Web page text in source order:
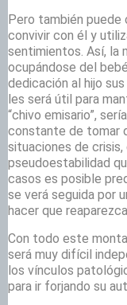
Pero también
convivir con él y
sentimientos. Así, la
ocupándose del
dedicación al hijo
les será útil para
“chivo emisario”,
constante de tomar
situaciones de
pseudoestabilidad
casos es posible
se verá seguida por
hacer que
Con todo este
será muy difícil
los vínculos
para ir forjando su